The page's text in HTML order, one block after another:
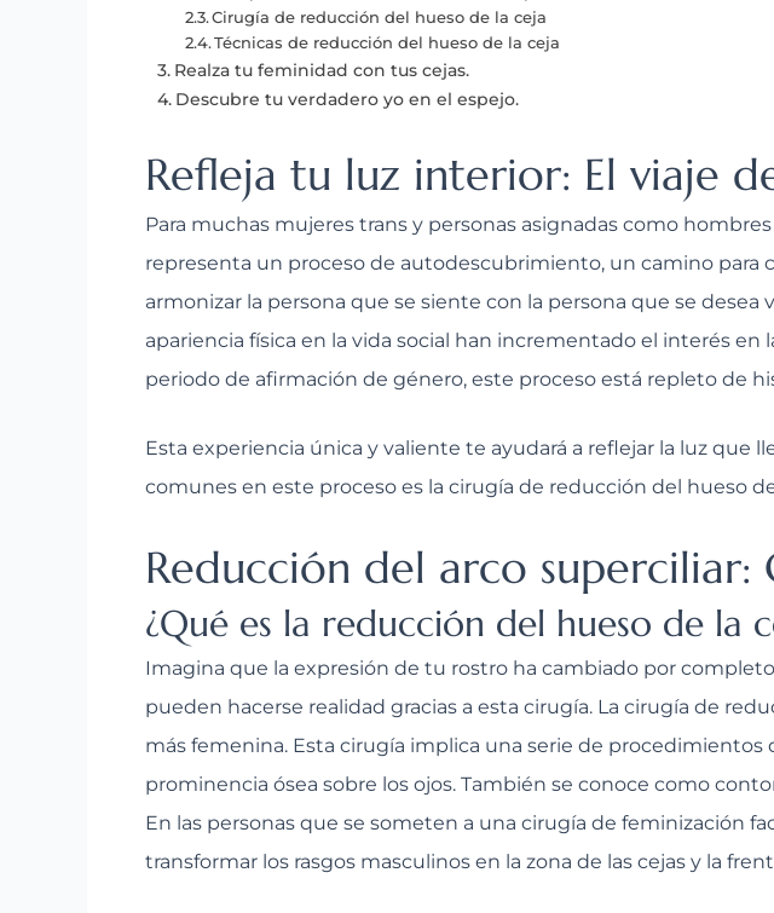
Cirugía de reducción del hueso de la ceja
Técnicas de reducción del hueso de la ceja
Realza tu feminidad con tus cejas.
Descubre tu verdadero yo en el espejo.
Refleja tu luz interior: El viaje
Para muchas mujeres trans y personas asignadas como
representa un proceso de autodescubrimiento, un camino para
armonizar la persona que se siente con la persona que se
apariencia física en la vida social han incrementado el interés
periodo de afirmación de género, este proceso está repleto de
Esta experiencia única y valiente te ayudará a reflejar la luz
comunes en este proceso es la cirugía de reducción del hueso
Reducción del arco superciliar:
¿Qué es la reducción del hueso de la
Imagina que la expresión de tu rostro ha cambiado por
pueden hacerse realidad gracias a esta cirugía. La cirugía de
más femenina. Esta cirugía implica una serie de
prominencia ósea sobre los ojos. También se conoce como
En las personas que se someten a una cirugía de feminización
transformar los rasgos masculinos en la zona de las cejas y la